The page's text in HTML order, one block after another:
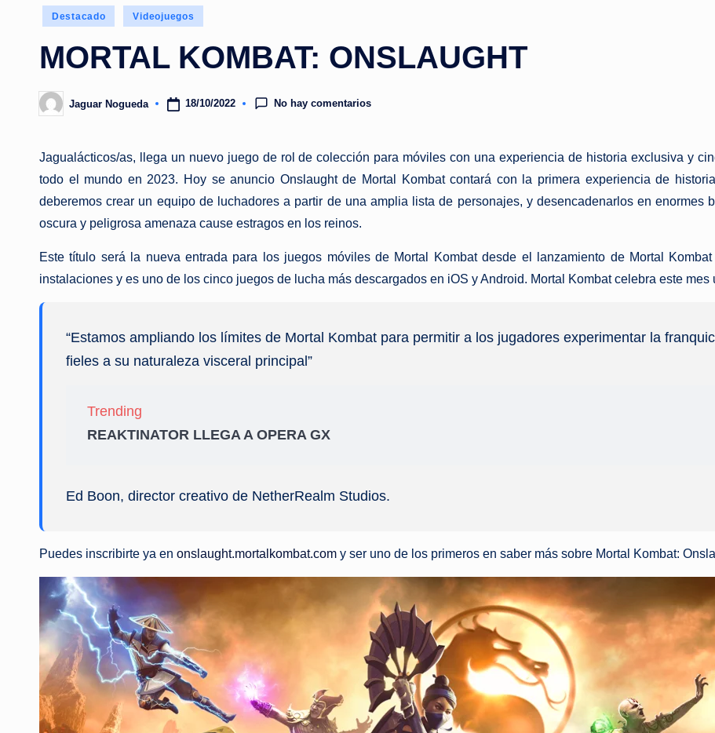
Publicado
Destacado Videojuegos
MORTAL KOMBAT: ONSLAUGHT
Publicado
por
Jaguar Nogueda 18/10/2022 No hay comentarios
Jagualácticos/as, llega un nuevo juego de rol de colección para móviles con una experiencia de historia exclusiva y
todo el mundo en 2023. Hoy se anuncio Onslaught de Mortal Kombat contará con la primera experiencia de
deberemos crear un equipo de luchadores a partir de una amplia lista de personajes, y desencadenarlos en enormes
oscura y peligrosa amenaza cause estragos en los reinos.
Este título será la nueva entrada para los juegos móviles de Mortal Kombat desde el lanzamiento de Mortal
instalaciones y es uno de los cinco juegos de lucha más descargados en iOS y Android. Mortal Kombat celebra este mes
“Estamos ampliando los límites de Mortal Kombat para permitir a los jugadores experimentar la
fieles a su naturaleza visceral principal”
Trending
REAKTINATOR LLEGA A OPERA GX
Ed Boon, director creativo de NetherRealm Studios.
Puedes inscribirte ya en onslaught.mortalkombat.com y ser uno de los primeros en saber más sobre Mortal Kombat: